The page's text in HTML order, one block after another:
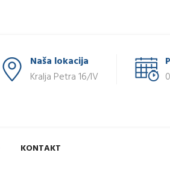
Naša lokacija
Kralja Petra 16/IV
KONTAKT